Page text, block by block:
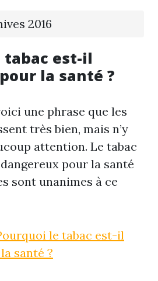
2016
tabac est-il
la santé ?
une phrase que les
très bien, mais n’y
attention. Le tabac
pour la santé
sont unanimes à ce
le tabac est-il
santé ?